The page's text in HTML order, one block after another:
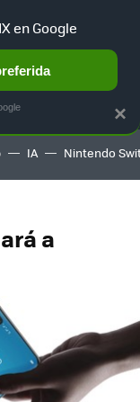
TERRITORIO
IA Nintendo
a
×
en Google